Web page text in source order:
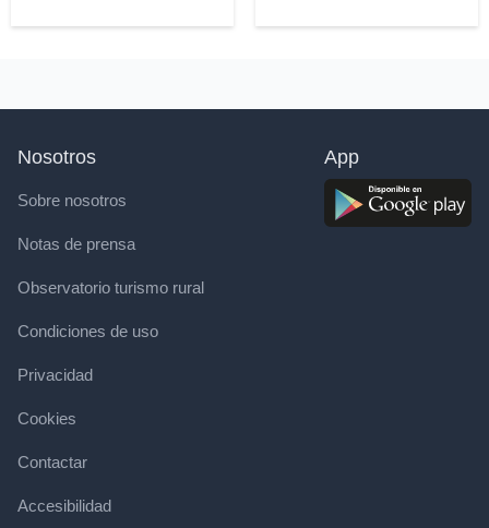
Nosotros
Sobre nosotros
Notas de prensa
Observatorio turismo rural
Condiciones de uso
Privacidad
Cookies
Contactar
Accesibilidad
App